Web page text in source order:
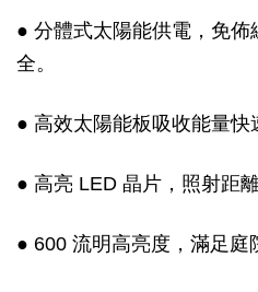
● 分體式太陽能供電，免佈
全。
● 高效太陽能板吸收能量快
● 高亮 LED 晶片，照射距
● 600 流明高亮度，滿足庭